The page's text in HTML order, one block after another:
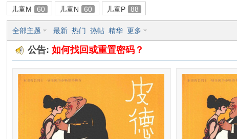
环儿童M
60 儿童N 60 儿童P 88
全部主题 最新 热门 热帖 精华 更多
公告:如何找回或重置密码？